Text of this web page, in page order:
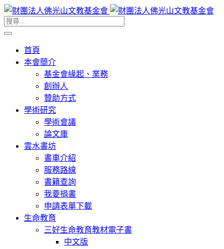
首頁
本會簡介
基金會緣起、業務
創辦人
贊助方式
學術研究
學術會議
論文庫
雲水書坊
書車介紹
服務路線
書籍查詢
我要捐書
申請表單下載
生命教育
三好生命教育教材電子書
中文版